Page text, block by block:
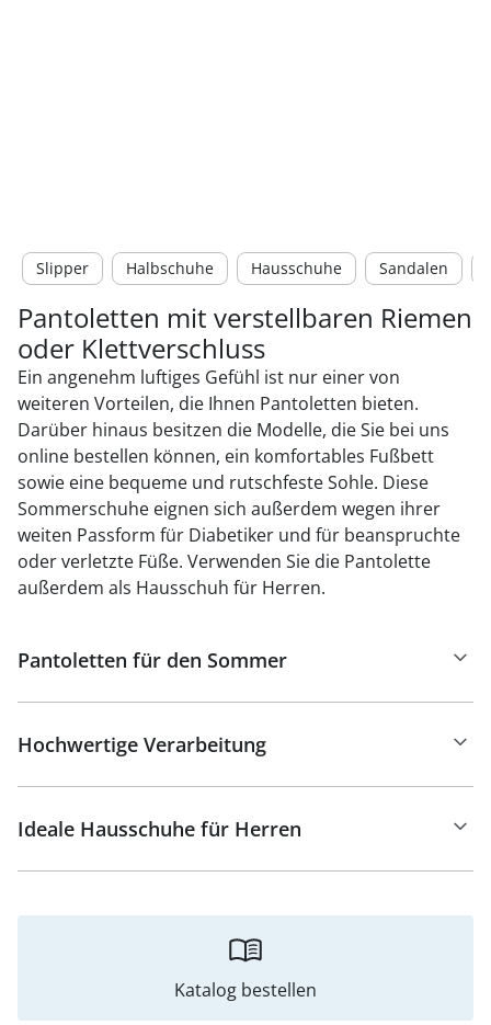
Slipper Halbschuhe Hausschuhe Sandalen
Pantoletten mit verstellbaren Riemen
oder Klettverschluss
Ein angenehm luftiges Gefühl ist nur einer von
weiteren Vorteilen, die Ihnen Pantoletten bieten.
Darüber hinaus besitzen die Modelle, die Sie bei uns
online bestellen können, ein komfortables Fußbett
sowie eine bequeme und rutschfeste Sohle. Diese
Sommerschuhe eignen sich außerdem wegen ihrer
weiten Passform für Diabetiker und für beanspruchte
oder verletzte Füße. Verwenden Sie die Pantolette
außerdem als Hausschuh für Herren.
Pantoletten für den Sommer
Hochwertige Verarbeitung
Ideale Hausschuhe für Herren
Katalog bestellen